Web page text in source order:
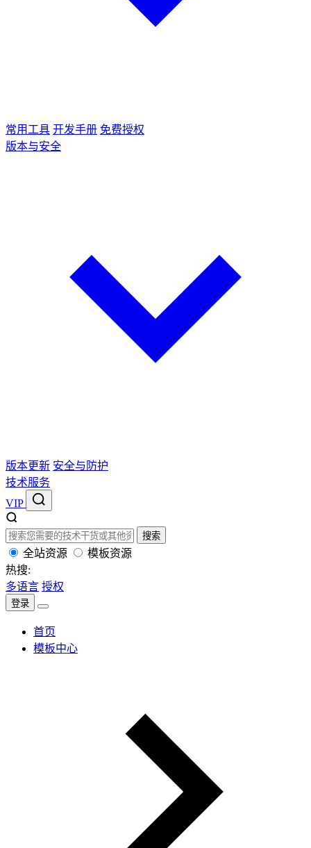
常用工具 开发手册 免费授权
版本与安全
版本更新 安全与防护
技术服务
VIP
搜索
全站资源
模板资源
热搜:
多语言 授权
登录
首页
模板中心